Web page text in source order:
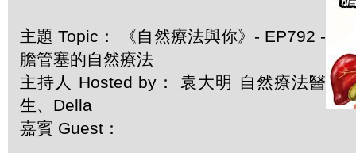
主題 Topic： 《自然療法與你》- EP792 -
膽管塞的自然療法
主持人 Hosted by： 袁大明 自然療法醫
生、Della
嘉賓 Guest：